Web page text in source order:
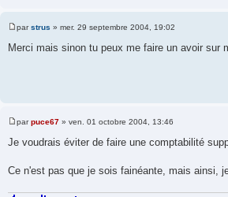
e
s
parstrus » mer. 29 septembre 2004, 19:02
Merci mais sinon tu peux me faire un avoir sur
e
s
a
g
parpuce67 » ven. 01 octobre 2004, 13:46
Je voudrais éviter de faire une comptabilité
Ce n'est pas que je sois fainéante, mais ainsi,